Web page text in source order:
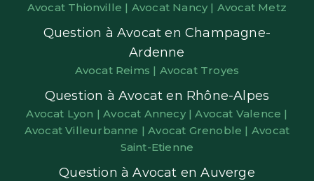
Avocat Thionville | Avocat Nancy | Avocat Metz
Question à Avocat en Champagne-
Ardenne
Avocat Reims | Avocat Troyes
Question à Avocat en Rhône-Alpes
Avocat Lyon |Avocat Annecy |Avocat Valence |
Avocat Villeurbanne |Avocat Grenoble | Avocat
Saint-Etienne
Question à Avocat en Auverge